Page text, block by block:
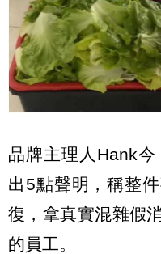
品牌主理人Hank
出5點聲明，稱整
復，拿真實混雜假
的員工。